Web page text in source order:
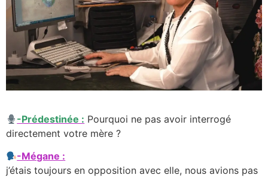
-Prédestinée : Pourquoi ne pas avoir interrogé
directement votre mère ?
-Mégane :
j’étais toujours en opposition avec elle, nous avions pas